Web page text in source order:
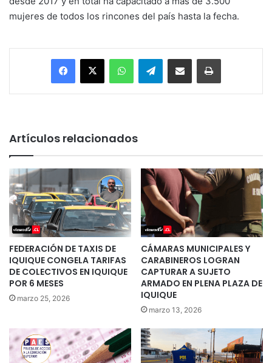
mujeres de todos los rincones del país hasta la fecha.
Facebook
X WhatsAppTelegramEnviar vía email Imprimir
Artículos relacionados
FEDERACIÓN DE TAXIS DE
IQUIQUE CONGELA TARIFAS
DE COLECTIVOS EN IQUIQUE
POR 6 MESES
marzo 25, 2026
CÁMARAS MUNICIPALES Y
CARABINEROS LOGRAN
CAPTURAR A SUJETO
ARMADO EN PLENA PLAZA DE
IQUIQUE
marzo 13, 2026